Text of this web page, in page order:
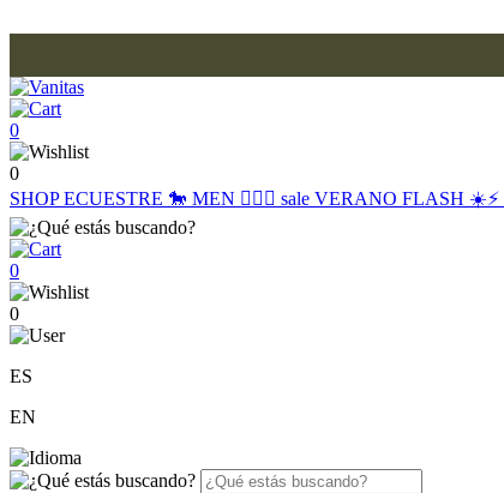
0
0
SHOPECUESTRE 🐎 MEN 🙋🏽‍♂️ sale VERANO FLASH ☀️⚡️
0
0
ES
EN